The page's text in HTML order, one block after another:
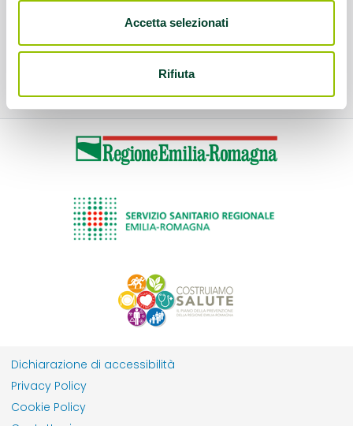
Accetta selezionati
Rifiuta
Dichiarazione di accessibilità
Privacy Policy
Cookie Policy